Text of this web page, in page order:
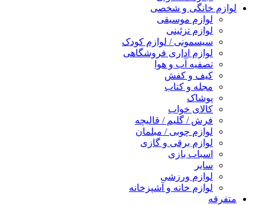
لوازم خانگی و شخصی
لوازم موسیقی
لوازم تزئینی
سیسمونی / لوازم کودک
لوازم اداری فروشگاهی
تصفیه آب و هوا
کیف و کفش
مجله و کتاب
پوشاک
کالای خواب
فرش / گلیم / قالیچه
لوازم چوبی / مبلمان
لوازم برقی و گازی
اسباب بازی
سایر
لوازم ورزشی
لوازم خانه و آشپزخانه
متفرقه